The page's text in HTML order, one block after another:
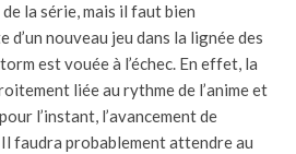
la série, mais il faut bien
d’un nouveau jeu dans la lignée des
est vouée à l’échec. En effet, la
liée au rythme de l’anime et
l’instant, l’avancement de
faudra probablement attendre au